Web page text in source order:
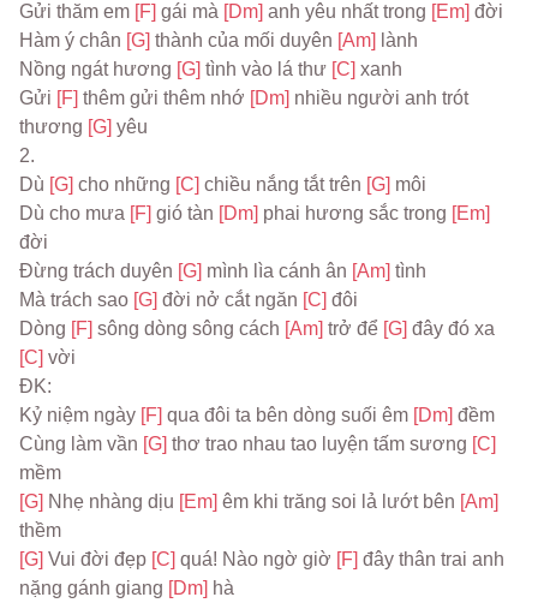
Gửi thăm em [F] gái mà [Dm] anh yêu nhất trong [Em] đời
Hàm ý chân [G] thành của mối duyên [Am] lành
Nồng ngát hương [G] tình vào lá thư [C] xanh
Gửi [F] thêm gửi thêm nhớ [Dm] nhiều người anh trót
thương [G] yêu
2.
Dù [G] cho những [C] chiều nắng tắt trên [G] môi
Dù cho mưa [F] gió tàn [Dm] phai hương sắc trong
đời
Ðừng trách duyên [G] mình lìa cánh ân [Am] tình
Mà trách sao [G] đời nở cắt ngăn [C] đôi
Dòng [F] sông dòng sông cách [Am] trở để [G]
[C] vời
ĐK:
Kỷ niệm ngày [F] qua đôi ta bên dòng suối êm [Dm] đềm
Cùng làm vần [G] thơ trao nhau tao luyện tấm sương
mềm
[G] Nhẹ nhàng dịu [Em] êm khi trăng soi lả lướt bên
thềm
[G] Vui đời đẹp [C] quá! Nào ngờ giờ [F] đây thân trai anh
nặng gánh giang [Dm] hà